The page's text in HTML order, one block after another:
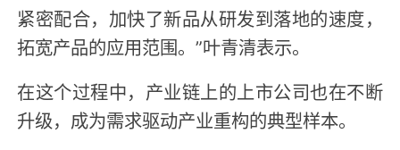
紧密配合，加快了新品从研发到落地的速度，
拓宽产品的应用范围。”叶青清表示。
在这个过程中，产业链上的上市公司也在不断
升级，成为需求驱动产业重构的典型样本。